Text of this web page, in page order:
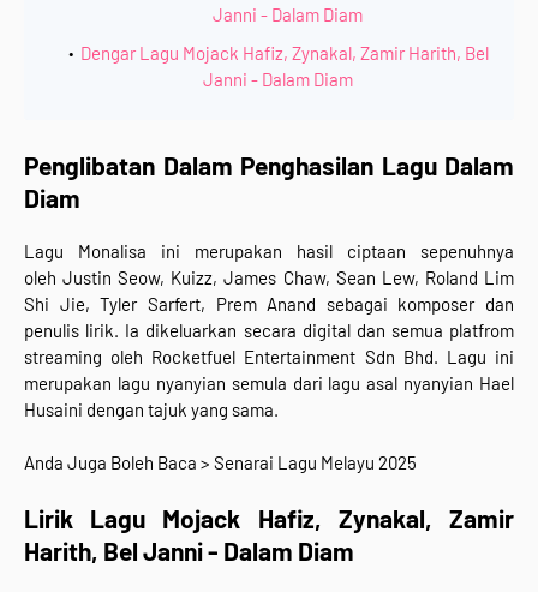
Janni - Dalam Diam
Dengar Lagu Mojack Hafiz, Zynakal, Zamir Harith, Bel
Janni - Dalam Diam
Penglibatan Dalam Penghasilan Lagu Dalam
Diam
Lagu Monalisa ini merupakan hasil ciptaan sepenuhnya
oleh Justin Seow, Kuizz, James Chaw, Sean Lew, Roland Lim
Shi Jie, Tyler Sarfert, Prem Anand sebagai komposer dan
penulis lirik. Ia dikeluarkan secara digital dan semua platfrom
streaming oleh Rocketfuel Entertainment Sdn Bhd. Lagu ini
merupakan lagu nyanyian semula dari lagu asal nyanyian Hael
Husaini dengan tajuk yang sama.
Anda Juga Boleh Baca > Senarai Lagu Melayu 2025
Lirik Lagu Mojack Hafiz, Zynakal, Zamir
Harith, Bel Janni - Dalam Diam